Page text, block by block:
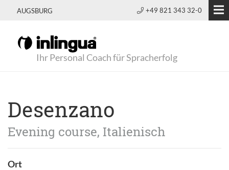
AUGSBURG +49 821 343 32-0
Ihr Personal Coach für Spracherfolg
Desenzano
Evening course, Italienisch
Ort